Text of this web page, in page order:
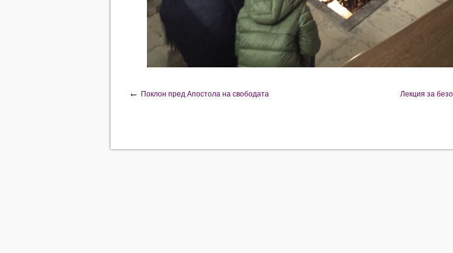
← Поклон пред Апостола на свободата Лекция за